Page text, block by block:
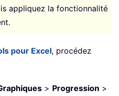
appliquez la fonctionnalité
pour Excel, procédez
> Progression >